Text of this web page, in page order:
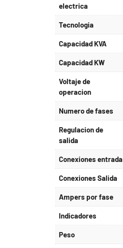
electrica
Tecnologia
Capacidad KVA
Capacidad KW
Voltaje de
operacion
Numero de fases
Regulacion de
salida
Conexiones entrada
Conexiones Salida
Ampers por fase
Indicadores
Peso